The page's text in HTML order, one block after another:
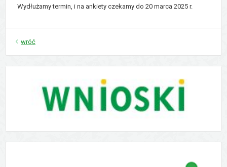
Wydłużamy termin, i na ankiety czekamy do 20 marca 2025 r.
wróć